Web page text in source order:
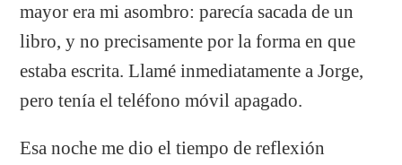
mayor era mi asombro: parecía sacada de un
libro, y no precisamente por la forma en que
estaba escrita. Llamé inmediatamente a Jorge,
pero tenía el teléfono móvil apagado.
Esa noche me dio el tiempo de reflexión